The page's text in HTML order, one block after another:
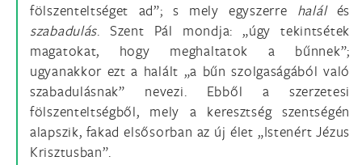
fölszenteltséget ad”; s mely egyszerre halálés
szabadulás. Szent Pál mondja: „úgy tekintsétek
magatokat, hogy meghaltatok a bűnnek”;
ugyanakkor ezt a halált „a bűn szolgaságából való
szabadulásnak” nevezi. Ebből a szerzetesi
fölszenteltségből, mely a keresztség szentségén
alapszik, fakad elsősorban az új élet „Istenért Jézus
Krisztusban”.